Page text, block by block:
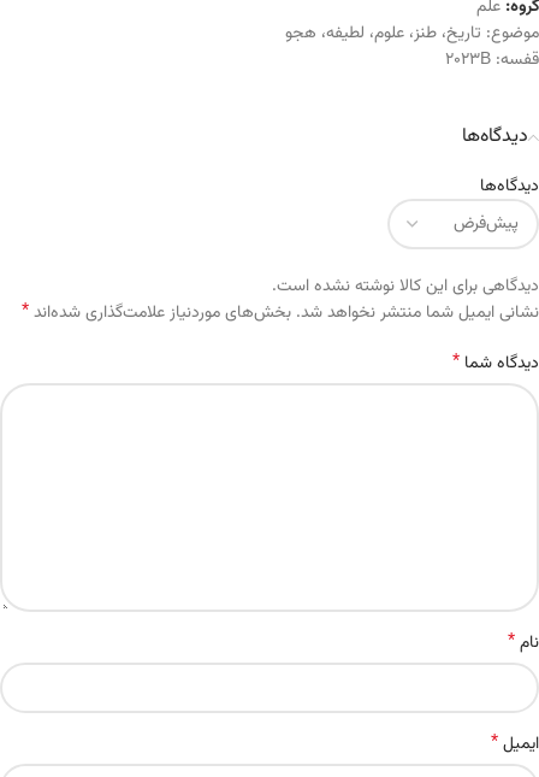
گروه: علم
موضوع: تاریخ، طنز، علوم، لطیفه، هجو
قفسه: 2023B
دیدگاه‌ها
دیدگاه‌ها
دیدگاهی برای این کالا نوشته نشده است.
نشانی ایمیل شما منتشر نخواهد شد. بخش‌های موردنیاز علامت‌گذاری شده‌اند*
دیدگاه شما *
نام*
ایمیل*
Alternative: